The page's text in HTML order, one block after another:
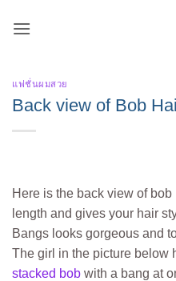
แฟชั่นผมสวย
Back view of Bob
Here is the back view of
length and gives your hair
Bangs looks gorgeous and
The girl in the picture below
stacked bob with a bang at